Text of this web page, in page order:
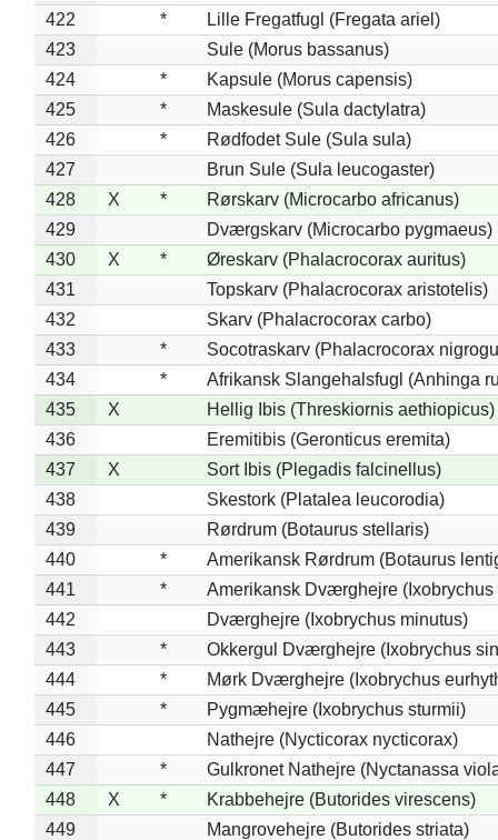
422
*
Lille Fregatfugl (Fregata ariel)
423
Sule (Morus bassanus)
424
*
Kapsule (Morus capensis)
425
*
Maskesule (Sula dactylatra)
426
*
Rødfodet Sule (Sula sula)
427
Brun Sule (Sula leucogaster)
428
X *
Rørskarv (Microcarbo africanus)
429
Dværgskarv (Microcarbo pygmaeus)
430
X *
Øreskarv (Phalacrocorax auritus)
431
Topskarv (Phalacrocorax aristotelis)
432
Skarv (Phalacrocorax carbo)
433
*
Socotraskarv (Phalacrocorax
434
*
Afrikansk Slangehalsfugl (Anhinga
435
X
Hellig Ibis (Threskiornis aethiopicus)
436
Eremitibis (Geronticus eremita)
437
X
Sort Ibis (Plegadis falcinellus)
438
Skestork (Platalea leucorodia)
439
Rørdrum (Botaurus stellaris)
440
*
Amerikansk Rørdrum (Botaurus
441
*
Amerikansk Dværghejre (Ixobrychus
442
Dværghejre (Ixobrychus minutus)
443
*
Okkergul Dværghejre (Ixobrychus
444
*
Mørk Dværghejre (Ixobrychus
445
*
Pygmæhejre (Ixobrychus sturmii)
446
Nathejre (Nycticorax nycticorax)
447
*
Gulkronet Nathejre (Nyctanassa
448
X *
Krabbehejre (Butorides virescens)
449
Mangrovehejre (Butorides striata)